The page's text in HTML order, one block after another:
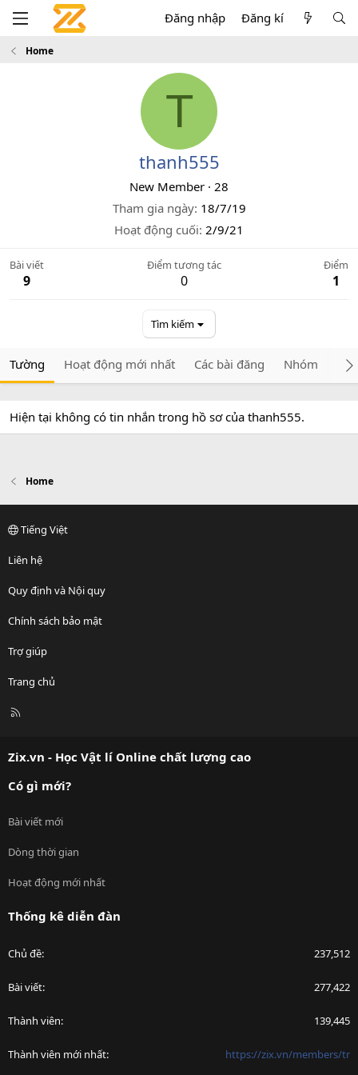
Đăng nhập Đăng kí
Home
T
thanh555
New Member · 28
Tham gia ngày 18/7/19
Hoạt động cuối 2/9/21
Bài viết
9
Điểm tương tác
0
Điểm
1
Tìm kiếm
Tường Hoạt động mới nhất Các bài đăng Nhóm
Hiện tại không có tin nhắn trong hồ sơ của thanh555.
Home
Tiếng Việt
Liên hệ
Quy định và Nội quy
Chính sách bảo mật
Trợ giúp
Trang chủ
R
Zix.vn - Học Vật lí Online chất lượng cao
Có gì mới?
Bài viết mới
Dòng thời gian
Hoạt động mới nhất
Thống kê diễn đàn
Chủ đề 237,512
Bài viết 277,422
Thành viên 139,445
Thành viên mới nhất https://zix.vn/members/tr